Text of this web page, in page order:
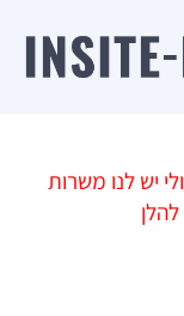
יש לנו משרות